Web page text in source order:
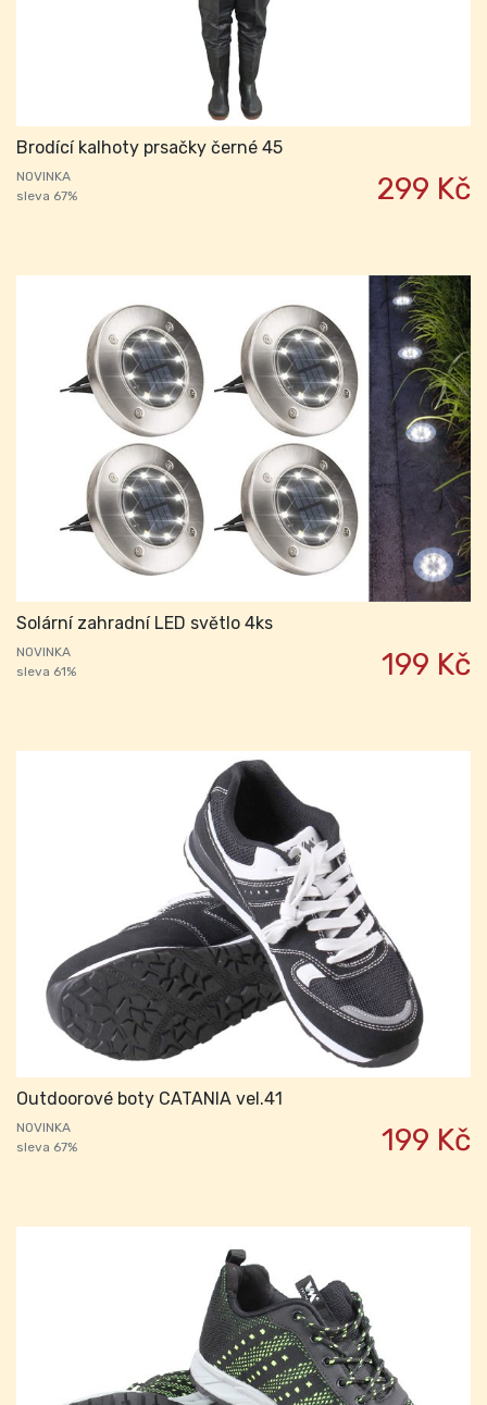
Brodící kalhoty prsačky černé 45
NOVINKA
sleva 67%
299 Kč
Solární zahradní LED světlo 4ks
NOVINKA
sleva 61%
199 Kč
Outdoorové boty CATANIA vel.41
NOVINKA
sleva 67%
199 Kč